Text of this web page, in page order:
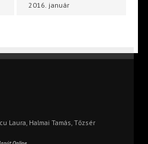
2016. január
Laura, Halmai Tamás, Tőzsér